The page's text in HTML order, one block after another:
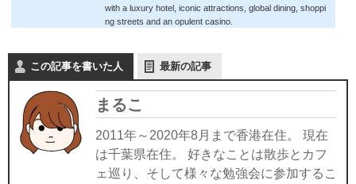
with a luxury hotel, iconic attractions, global dining, shoppi
ng streets and an opulent casino.
この記事を書いた人 最新の記事
まるこ
2011年～2020年8月まで香港在住。 現在
は千葉県在住。 好きなことは散歩とカフ
ェ巡り、そして様々な勉強会に参加するこ